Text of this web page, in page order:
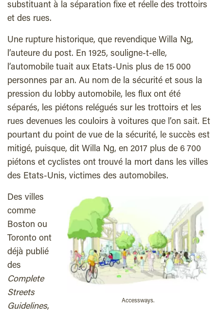
substituant à la séparation fixe et réelle des trottoirs
et des rues.
Une rupture historique, que revendique Willa Ng,
l’auteure du post. En 1925, souligne-t-elle,
l’automobile tuait aux Etats-Unis plus de 15 000
personnes par an. Au nom de la sécurité et sous la
pression du lobby automobile, les flux ont été
séparés, les piétons relégués sur les trottoirs et les
rues devenues les couloirs à voitures que l’on sait. Et
pourtant du point de vue de la sécurité, le succès est
mitigé, puisque, dit Willa Ng, en 2017 plus de 6 700
piétons et cyclistes ont trouvé la mort dans les villes
des Etats-Unis, victimes des automobiles.
Accessways.
Des villes
comme
Boston ou
Toronto ont
déjà publié
des
Complete
Streets
Guidelines,